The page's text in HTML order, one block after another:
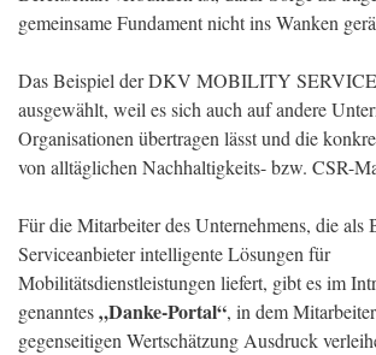
gemeinsame Fundament nicht ins Wanken
Das Beispiel der DKV MOBILITY
ausgewählt, weil es sich auch auf andere
Organisationen übertragen lässt und die
von alltäglichen Nachhaltigkeits- bzw. CSR-
Für die Mitarbeiter des Unternehmens, die als
Serviceanbieter intelligente Lösungen für
Mobilitätsdienstleistungen liefert, gibt es im
genanntes„Danke-Portal“, in dem
gegenseitigen Wertschätzung Ausdruck